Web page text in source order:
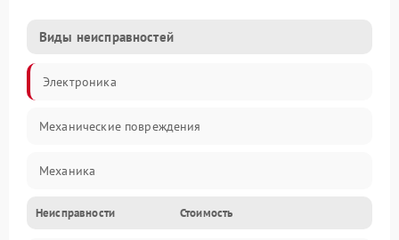
Виды неисправностей
Электроника
Механические повреждения
Механика
Электропитание
Неисправности Стоимость